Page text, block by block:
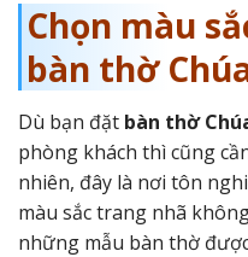
Chọn màu
bàn thờ
Dù bạn đặt bàn thờ
phòng khách thì cũng
nhiên, đây là nơi tôn
màu sắc trang nhã
những mẫu bàn thờ